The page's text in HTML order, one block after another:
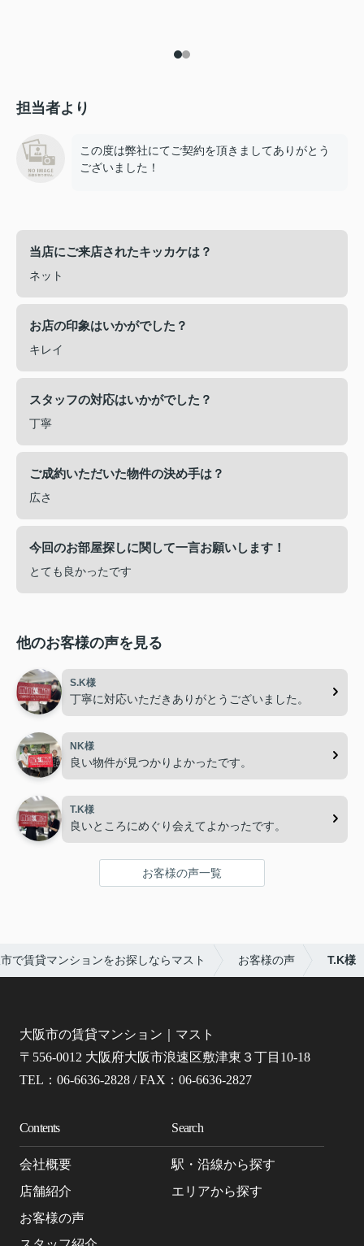
担当者より
この度は弊社にてご契約を頂きましてありがとう
ございました！
当店にご来店されたキッカケは？
ネット
お店の印象はいかがでした？
キレイ
スタッフの対応はいかがでした？
丁寧
ご成約いただいた物件の決め手は？
広さ
今回のお部屋探しに関して一言お願いします！
とても良かったです
他のお客様の声を見る
S.K様
丁寧に対応いただきありがとうございました。
NK様
良い物件が見つかりよかったです。
T.K様
良いところにめぐり会えてよかったです。
お客様の声一覧
で賃貸マンションをお探しならマスト お客様の声 T.K様
大阪市の賃貸マンション｜マスト
〒556-0012 大阪府大阪市浪速区敷津東３丁目10-18
TEL：06-6636-2828 / FAX：06-6636-2827
Contents
会社概要
店舗紹介
お客様の声
Search
駅・沿線から探す
エリアから探す